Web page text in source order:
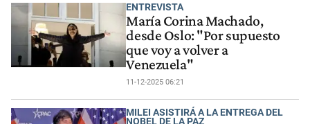
ENTREVISTA
María Corina Machado,
desde Oslo: "Por supuesto
que voy a volver a
Venezuela"
11-12-2025 06:21
MILEI ASISTIRÁ A LA ENTREGA DEL
NOBEL DE LA PAZ